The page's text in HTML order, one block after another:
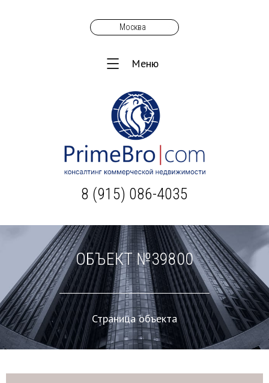
Москва
Меню
8 (915) 086-4035
ОБЪЕКТ №39800
Страница объекта